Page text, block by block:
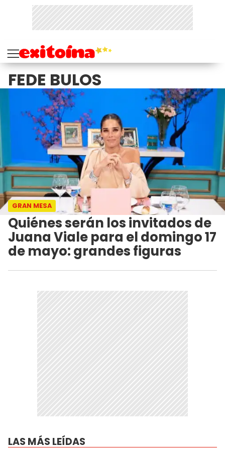
FEDE BULOS
GRAN MESA
Quiénes serán los invitados de
Juana Viale para el domingo 17
de mayo: grandes figuras
LAS MÁS LEÍDAS